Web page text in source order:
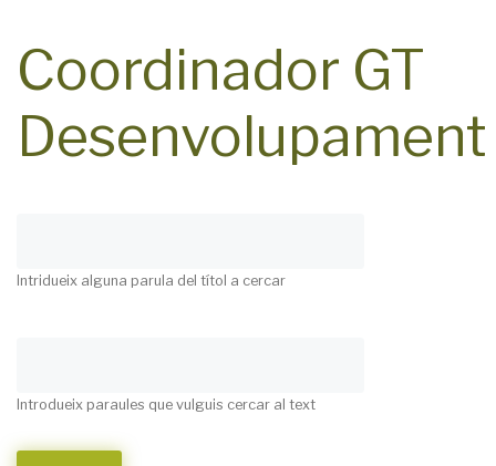
Coordinador GT
Desenvolupament
Intridueix alguna parula del títol a cercar
Introdueix paraules que vulguis cercar al text